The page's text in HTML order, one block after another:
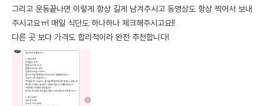
그리고 운동끝나면 이렇게 항상 길게 남겨주시고 동영상도 항상 찍어서 보내
주시고요ㅠ! 매일 식단도 하나하나 체크해주시고요!!
다른 곳 보다 가격도 합리적이라 완전 추천합니다!